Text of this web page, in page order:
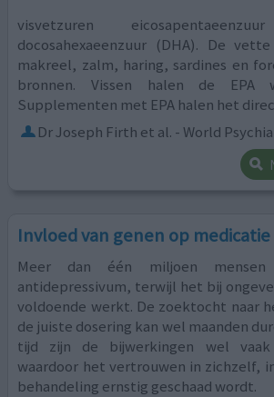
visvetzuren
docosahexaeenzuur (DHA). De
makreel, zalm, haring, sardines en
bronnen. Vissen halen de EPA
Supplementen met EPA halen het
Dr Joseph Firth et al. - World
Invloed van genen op medicatie
Meer dan één miljoen mensen
antidepressivum, terwijl het bij
voldoende werkt. De zoektocht naar
de juiste dosering kan wel maanden
tijd zijn de bijwerkingen wel vaak
waardoor het vertrouwen in zichzelf,
behandeling ernstig geschaad wordt.